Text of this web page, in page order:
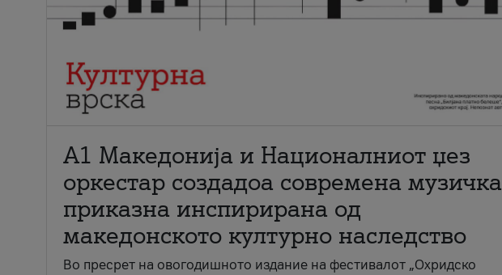
А1 Македонија и Националниот џез
оркестар создадоа современа музичка
приказна инспирирана од
македонското културно наследство
Во пресрет на овогодишното издание на фестивалот „Охридско